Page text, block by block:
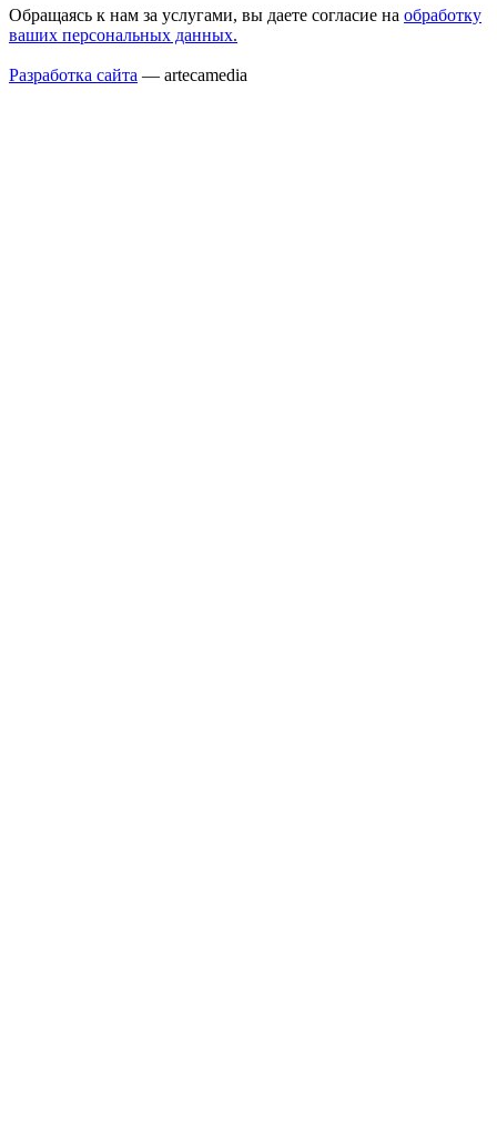
Обращаясь к нам за услугами, вы даете согласие на обработку
ваших персональных данных.
Разработка сайта — artecamedia